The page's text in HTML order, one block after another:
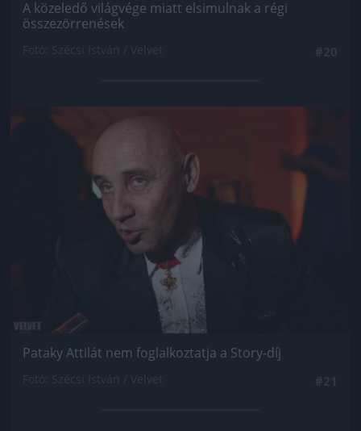
A közeledő világvége miatt elsimulnak a régi
összezörrenések
Jön még kép!
Pataky Attilát nem foglalkoztatja a Story-díj